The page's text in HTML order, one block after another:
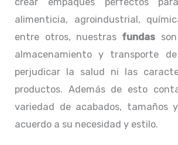
alimenticia, agroindustrial,
entre otros, nuestras fundas
almacenamiento y transporte
perjudicar la salud ni las
productos. Además de esto
variedad de acabados, tamaños
acuerdo a su necesidad y estilo.